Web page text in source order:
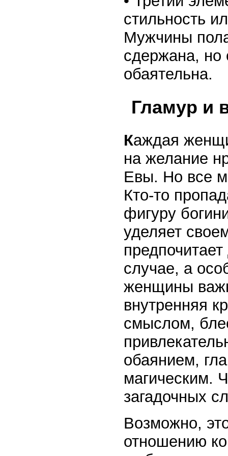
стильность
Мужчины
сдержана, но
обаятельна.
Гламур и
Каждая
на желание
Евы. Но все
Кто-то
фигуру
уделяет
случае, а
женщины
внутренняя
смыслом,
обаянием,
магическим.
загадочных
Возможно,
отношению